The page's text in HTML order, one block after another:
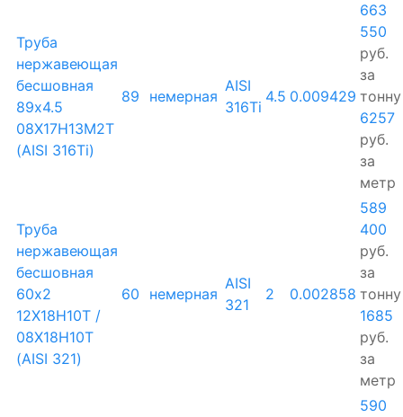
Труба
нержавеющая
бесшовная
89х4.5
08Х17Н13М2Т
(AISI 316Ti)
89 немерная
AISI
316Ti
4.5 0.009429
663
550
руб.
за
тонну
6257
руб.
за
метр
Труба
нержавеющая
бесшовная
60х2
12Х18Н10Т /
08Х18Н10Т
(AISI 321)
60 немерная
AISI
321
2 0.002858
589
400
руб.
за
тонну
1685
руб.
за
метр
590